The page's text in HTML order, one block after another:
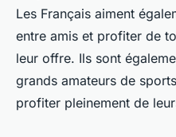
Les Français aiment
entre amis et profiter de
leur offre. Ils sont
grands amateurs de
profiter pleinement de